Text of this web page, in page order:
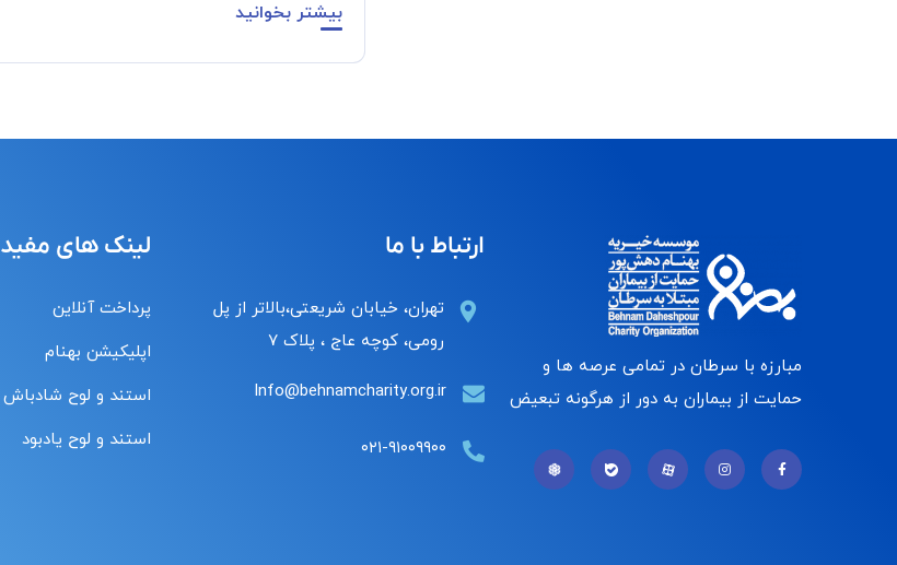
بیشتر بخوانید
مبارزه با سرطان در تمامی عرصه ها و
حمایت از بیماران به دور از هرگونه تبعیض
ارتباط با ما
تهران، خیابان شریعتی،بالاتر از پل
رومی، کوچه عاج ، پلاک ۷
Info@behnamcharity.org.ir
۰۲۱-۹۱۰۰۹۹۰۰
لینک های مفید
پرداخت آنلاین
اپلیکیشن بهنام
استند و لوح شادباش
استند و لوح یادبود